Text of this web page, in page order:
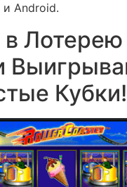
и Android.
в Лотерею
Кубки!